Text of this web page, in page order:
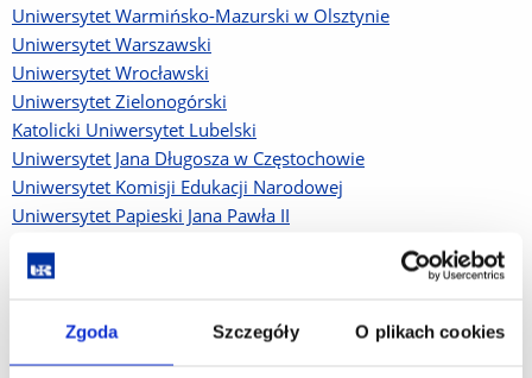
Zgoda Szczegóły O plikach cookies
Uniwersytet Warmińsko-Mazurski w Olsztynie
Uniwersytet Warszawski
Uniwersytet Wrocławski
Uniwersytet Zielonogórski
Katolicki Uniwersytet Lubelski
Uniwersytet Jana Długosza w Częstochowie
Uniwersytet Komisji Edukacji Narodowej
Uniwersytet Papieski Jana Pawła II
Polska Akademia Nauk